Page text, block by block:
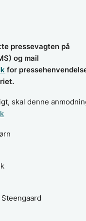
pressevagten på
og mail
for
skal denne